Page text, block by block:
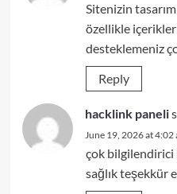
Sitenizin
özellikle
desteklemeniz
Reply
hacklink paneli
June 19, 2026 at 4:02
çok bilgilendirici
sağlık teşekkür